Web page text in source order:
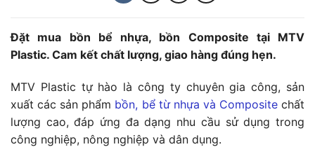
Đặt mua bồn bể nhựa, bồn Composite tại MTV
Plastic. Cam kết chất lượng, giao hàng đúng hẹn.
MTV Plastic tự hào là công ty chuyên gia công, sản
xuất các sản phẩm bồn, bể từ nhựa và Compositechất
lượng cao, đáp ứng đa dạng nhu cầu sử dụng trong
công nghiệp, nông nghiệp và dân dụng.